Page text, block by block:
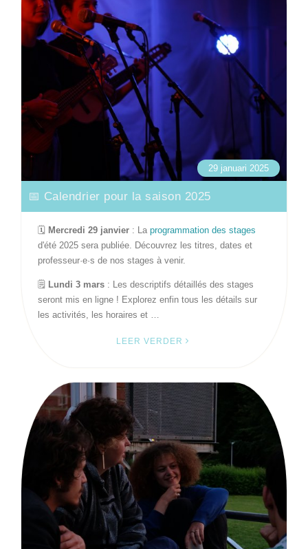
29 januari 2025
📅 Calendrier pour la saison 2025
🗓️ Mercredi 29 janvier : La programmation des stages
d'été 2025 sera publiée. Découvrez les titres, dates et
professeur·e·s de nos stages à venir.
🗒️ Lundi 3 mars : Les descriptifs détaillés des stages
seront mis en ligne ! Explorez enfin tous les détails sur
les activités, les horaires et …
LEER VERDER